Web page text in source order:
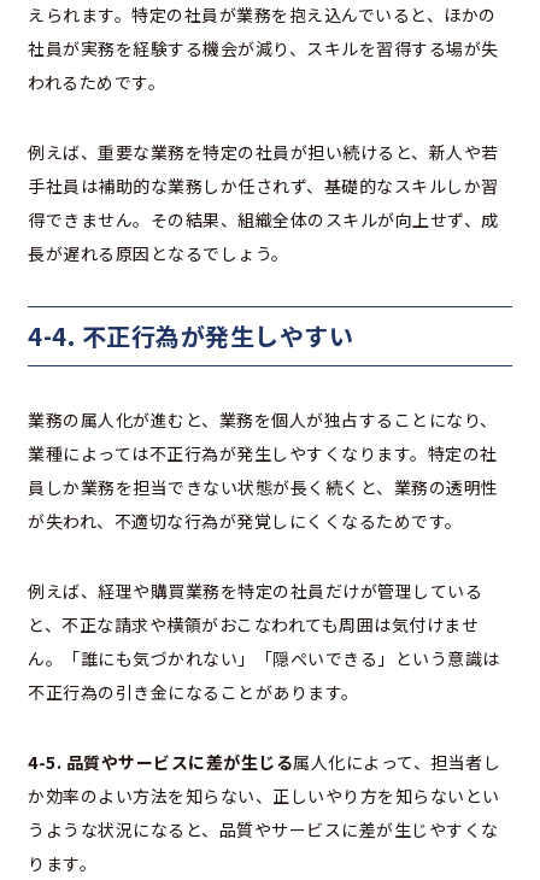
えられます。特定の社員が業務を抱え込んでいると、ほかの
社員が実務を経験する機会が減り、スキルを習得する場が失
われるためです。
例えば、重要な業務を特定の社員が担い続けると、新人や若
手社員は補助的な業務しか任されず、基礎的なスキルしか習
得できません。その結果、組織全体のスキルが向上せず、成
長が遅れる原因となるでしょう。
4-4. 不正行為が発生しやすい
業務の属人化が進むと、業務を個人が独占することになり、
業種によっては不正行為が発生しやすくなります。特定の社
員しか業務を担当できない状態が長く続くと、業務の透明性
が失われ、不適切な行為が発覚しにくくなるためです。
例えば、経理や購買業務を特定の社員だけが管理している
と、不正な請求や横領がおこなわれても周囲は気付けませ
ん。「誰にも気づかれない」「隠ぺいできる」という意識は
不正行為の引き金になることがあります。
4-5. 品質やサービスに差が生じる属人化によって、担当者し
か効率のよい方法を知らない、正しいやり方を知らないとい
うような状況になると、品質やサービスに差が生じやすくな
ります。